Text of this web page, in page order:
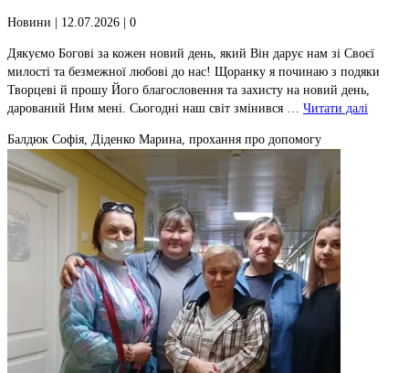
Новини | 12.07.2026 | 0
Дякуємо Богові за кожен новий день, який Він дарує нам зі Своєї
милості та безмежної любові до нас! Щоранку я починаю з подяки
Творцеві й прошу Його благословення та захисту на новий день,
дарований Ним мені. Сьогодні наш світ змінився … Читати далі
Балдюк Софія, Діденко Марина, прохання про допомогу